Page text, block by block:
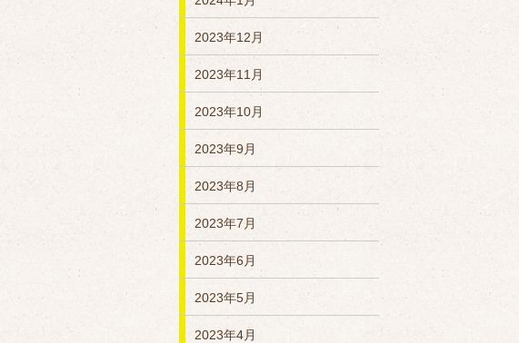
2023年12月
2023年11月
2023年10月
2023年9月
2023年8月
2023年7月
2023年6月
2023年5月
2023年4月